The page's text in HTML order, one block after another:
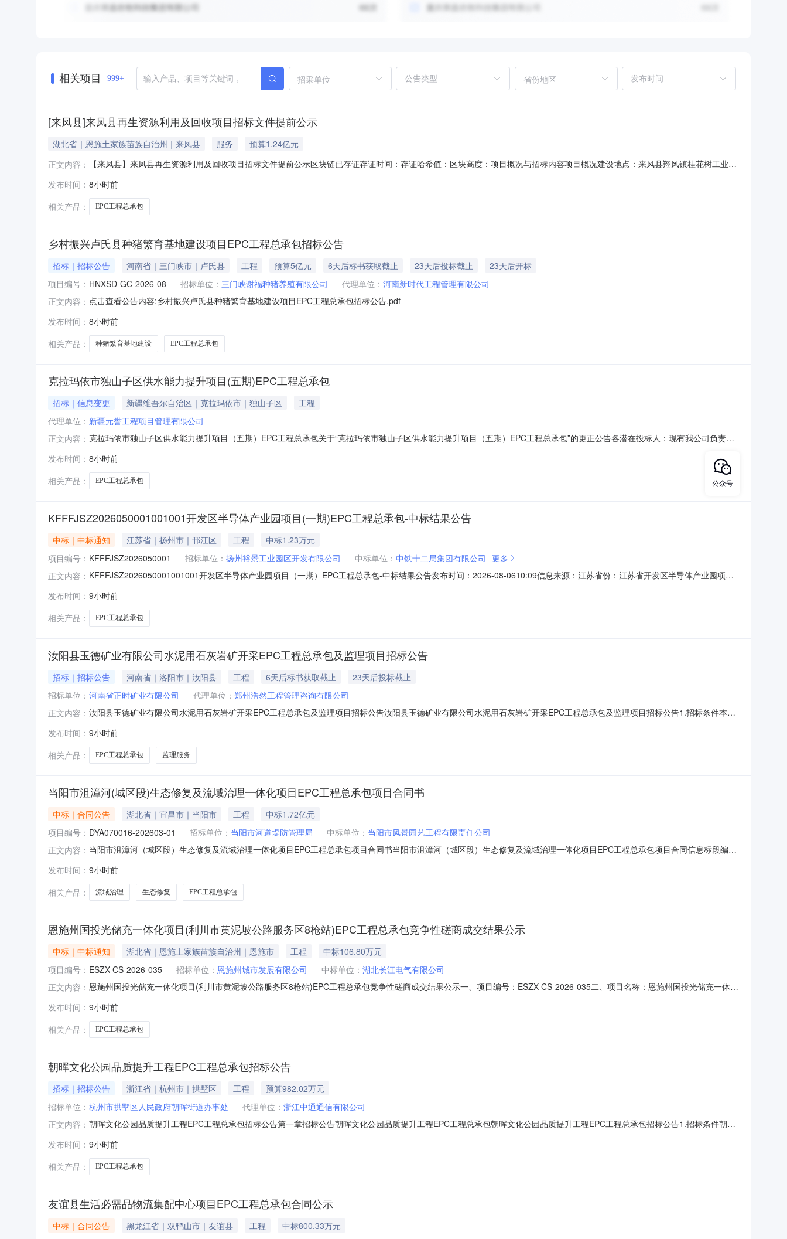
相关项目 999+ 招采单位 省份地区
[来凤县]来凤县再生资源利用及回收项目招标文件提前公示
湖北省｜恩施土家族苗族自治州｜来凤县 服务
预算1.24亿元
正文内容：
【来凤县】来凤县再生资源利用及回收项目招标文件提前公示区块链已存证存证时间：存证哈希值：区块高度：项目概况与招标内容项目概况建设地点：来风县翔风镇桂花树工业园
建筑面积1950m2,地下设备房建筑面积534.64m2,污水处理中心建筑面积270.41m2。配套建设室外道路及场地、绿化、管网、变配电等工程，同时购
发布时间： 8小时前
相关产品：
EPC工程总承包
乡村振兴卢氏县种猪繁育基地建设项目EPC工程总承包招标公告
招标｜招标公告 河南省｜三门峡市｜卢氏县 工程 预算5亿元 6天后标书获取截止 23天后投标截止
23天后开标
项目编号： HNXSD-GC-2026-08 招标单位： 三门峡谢福种猪养殖有限公司 代理单位： 河南新时代工程管理有限公司
正文内容： 点击查看公告内容:乡村振兴卢氏县种猪繁育基地建设项目EPC工程总承包招标公告.pdf
发布时间： 8小时前
相关产品：
种猪繁育基地建设 EPC工程总承包
克拉玛依市独山子区供水能力提升项目(五期)EPC工程总承包
招标｜信息变更 新疆维吾尔自治区｜克拉玛依市｜独山子区
工程
代理单位： 新疆元誉工程项目管理有限公司
正文内容： 克拉玛依市独山子区供水能力提升项目（五期）EPC工程总承包关于“克拉玛依市独山子区供水能力提升项目（五期）EPC工程总承包”的更正公告各潜在投标人：现有我公司负责代
标公告《3.投标其他条件》中②为：如提供设计负责人身份业绩，须提供中标通知书(或发包通知书)及设计合同（合同内须证明项目投资额不低于2000万元(含2000万元)或提供相关
证明文件），日期
发布时间： 8小时前
相关产品：
EPC工程总承包
KFFFJSZ2026050001001001开发区半导体产业园项目(一期)EPC工程总承包-中标结果公告
中标｜中标通知 江苏省｜扬州市｜邗江区 工程
中标1.23万元
项目编号： KFFFJSZ2026050001 招标单位： 扬州裕景工业园区开发有限公司 中标单位： 中铁十二局集团有限公司 更多
正文内容： KFFFJSZ2026050001001001开发区半导体产业园项目（一期）EPC工程总承包-中标结果公告发布时间：2026-08-0610:09信息来源：江苏省份：江苏省开发区半导体产业园项目
业园项目（一期）EPC工程总承包建设单位名称：扬州裕景工业园区开发有限公司招标代理单位：江苏省鼎诚建设工程顾问有限公司工程类型：房屋建
发布时间： 9小时前
相关产品：
EPC工程总承包
汝阳县玉德矿业有限公司水泥用石灰岩矿开采EPC工程总承包及监理项目招标公告
招标｜招标公告 河南省｜洛阳市｜汝阳县 工程 6天后标书获取截止
23天后投标截止
招标单位： 河南省正时矿业有限公司 代理单位： 郑州浩然工程管理咨询有限公司
正文内容： 汝阳县玉德矿业有限公司水泥用石灰岩矿开采EPC工程总承包及监理项目招标公告汝阳县玉德矿业有限公司水泥用石灰岩矿开采EPC工程总承包及监理项目招标公告1.招标条件本项
司，建设资金来自自筹资金，项目出资比例为100%，资金已落实，施工图设计文件完备，招标人为河南省正时矿业有限公司，采矿许可证证号C4103262009127120052048。本次
招标项目已具备法
发布时间： 9小时前
相关产品：
EPC工程总承包 监理服务
当阳市沮漳河(城区段)生态修复及流域治理一体化项目EPC工程总承包项目合同书
中标｜合同公告 湖北省｜宜昌市｜当阳市 工程
中标1.72亿元
项目编号： DYA070016-202603-01 招标单位： 当阳市河道堤防管理局 中标单位： 当阳市风景园艺工程有限责任公司
正文内容： 当阳市沮漳河（城区段）生态修复及流域治理一体化项目EPC工程总承包项目合同书当阳市沮漳河（城区段）生态修复及流域治理一体化项目EPC工程总承包项目合同信息标段编号
程总承包项目合同书合同金额172225327.26元甲方当阳市河道堤防管理局乙方当阳市风景园艺工程有限责任公司合同签订日期2026年07月23日附件是否采用"评定分离"定标方式：
发布时间： 9小时前
相关产品：
流域治理 生态修复 EPC工程总承包
恩施州国投光储充一体化项目(利川市黄泥坡公路服务区8枪站)EPC工程总承包竞争性磋商成交结果公示
中标｜中标通知 湖北省｜恩施土家族苗族自治州｜恩施市 工程
中标106.80万元
项目编号： ESZX-CS-2026-035 招标单位： 恩施州城市发展有限公司 中标单位： 湖北长江电气有限公司
正文内容： 恩施州国投光储充一体化项目(利川市黄泥坡公路服务区8枪站)EPC工程总承包竞争性磋商成交结果公示一、项目编号：ESZX-CS-2026-035二、项目名称：恩施州国投光储充一体化
区）最终报价：总价106.8万元，其中建安费104万元，设计费2.8万元。四、主要标的信息：工程类名称：恩施州国投光储充一体化项目(利川市黄泥坡公路服务区8枪站)EPC工程总
承包工
发布时间： 9小时前
相关产品：
EPC工程总承包
朝晖文化公园品质提升工程EPC工程总承包招标公告
招标｜招标公告 浙江省｜杭州市｜拱墅区 工程
预算982.02万元
招标单位： 杭州市拱墅区人民政府朝晖街道办事处 代理单位： 浙江中通通信有限公司
正文内容： 朝晖文化公园品质提升工程EPC工程总承包招标公告第一章招标公告朝晖文化公园品质提升工程EPC工程总承包朝晖文化公园品质提升工程EPC工程总承包招标公告1.招标条件朝晖
来自财政性资金，出资比例为财政性资金比例:100.00%，项目业主为杭州市拱墅区人民政府朝晖街道办事处，招标人为杭州市拱墅区人民政府朝晖街道办事处，委托代理机构为浙江
中通通信有限公司，行
发布时间： 9小时前
相关产品：
EPC工程总承包
友谊县生活必需品物流集配中心项目EPC工程总承包合同公示
中标｜合同公告 黑龙江省｜双鸭山市｜友谊县 工程
中标800.33万元
公众号